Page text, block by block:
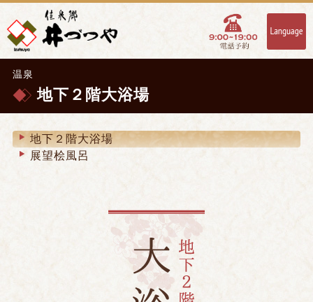
温泉
地下２階大浴場
地下２階大浴場
展望桧風呂